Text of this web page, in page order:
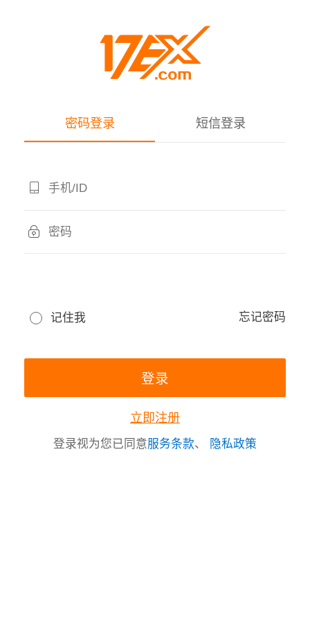
密码登录 短信登录
记住我 忘记密码
立即注册
登录视为您已同意服务条款、 隐私政策